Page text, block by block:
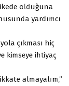
olduğuna
yardımcı
çıkması hiç
kimseye ihtiyaç
almayalım,”